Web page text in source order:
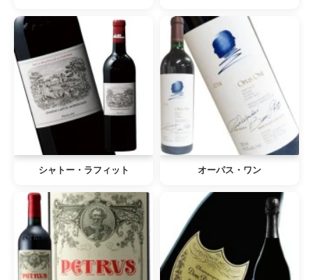
シャトー・ラフィット オーパス・ワン